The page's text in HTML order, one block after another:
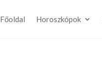
Főoldal Horoszkópok